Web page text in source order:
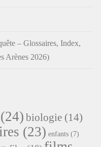
– Glossaires, Index,
Arènes 2026)
(24) biologie (14)
(23) enfants (7)